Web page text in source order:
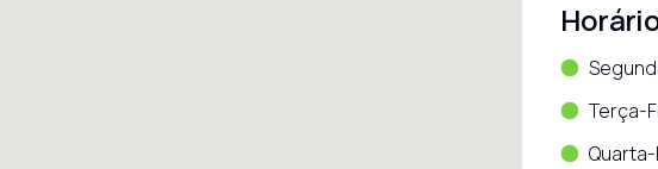
Terça-